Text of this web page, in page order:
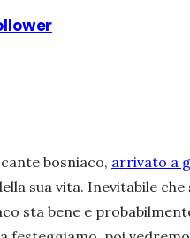
bosniaco, arrivato a
sua vita. Inevitabile
sta bene e